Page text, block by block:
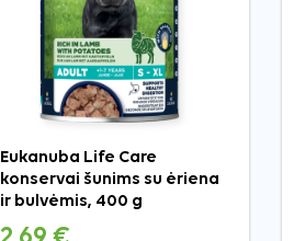
Eukanuba Life Care
konservai šunims su ėriena
ir bulvėmis, 400 g